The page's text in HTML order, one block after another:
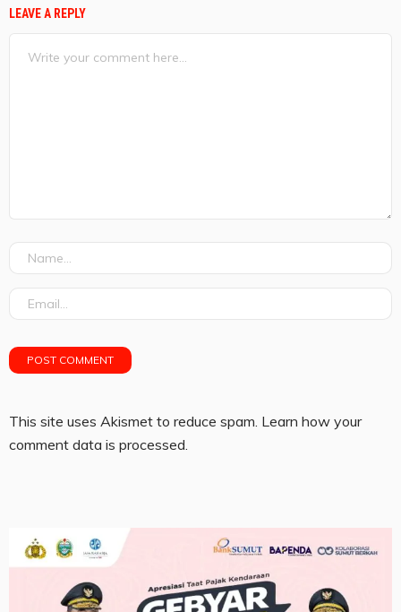
LEAVE A REPLY
This site uses Akismet to reduce spam. Learn how your
comment data is processed.